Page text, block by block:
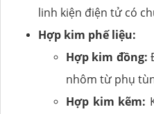
linh kiện điện tử có
Hợp kim phế liệu:
Hợp kim đồng:
nhôm từ phụ
Hợp kim kẽm: